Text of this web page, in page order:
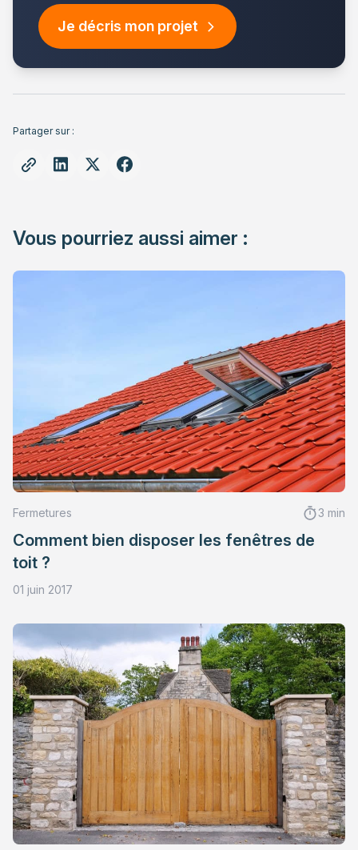
Je décris mon projet
Partager sur :
Vous pourriez aussi aimer :
Fermetures 3 min
Comment bien disposer les fenêtres de
toit ?
01 juin 2017